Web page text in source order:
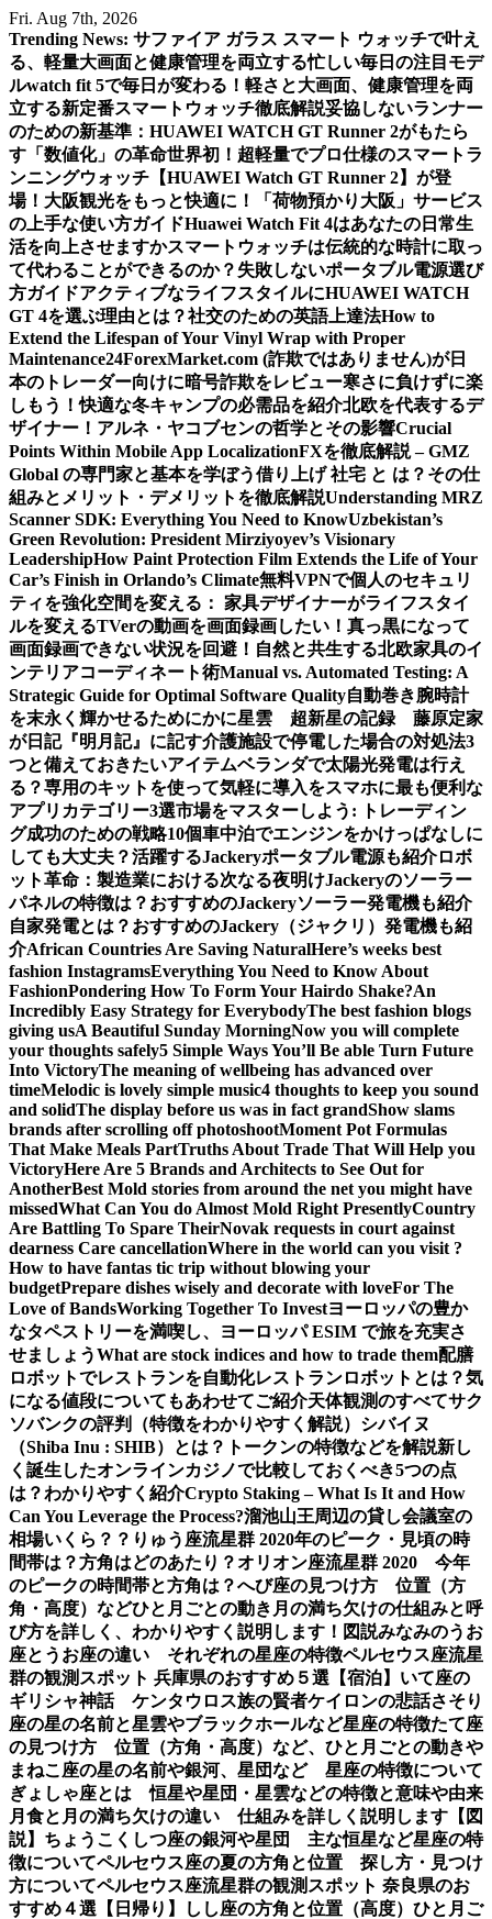
Skip
to
content
Fri. Aug 7th, 2026
Trending News: サファイア ガラス スマート ウォッチで叶え
る、軽量大画面と健康管理を両立する忙しい毎日の注目モデ
ルwatch fit 5で毎日が変わる！軽さと大画面、健康管理を両
立する新定番スマートウォッチ徹底解説妥協しないランナー
のための新基準：HUAWEI WATCH GT Runner 2がもたら
す「数値化」の革命世界初！超軽量でプロ仕様のスマートラ
ンニングウォッチ【HUAWEI Watch GT Runner 2】が登
場！ 大阪観光をもっと快適に！「荷物預かり大阪」サービス
の上手な使い方ガイドHuawei Watch Fit 4はあなたの日常生
活を向上させますかスマートウォッチは伝統的な時計に取っ
て代わることができるのか？ 失敗しないポータブル電源選び
方ガイドアクティブなライフスタイルにHUAWEI WATCH
GT 4を選ぶ理由とは？社交のための英語上達法How to
Extend the Lifespan of Your Vinyl Wrap with Proper
Maintenance24ForexMarket.com (詐欺ではありません)が日
本のトレーダー向けに暗号詐欺をレビュー寒さに負けずに楽
しもう！快適な冬キャンプの必需品を紹介北欧を代表するデ
ザイナー！アルネ・ヤコブセンの哲学とその影響Crucial
Points Within Mobile App LocalizationFXを徹底解説 – GMZ
Global の専門家と基本を学ぼう借り上げ 社宅 と は？その仕
組みとメリット・デメリットを徹底解説Understanding MRZ
Scanner SDK: Everything You Need to KnowUzbekistan’s
Green Revolution: President Mirziyoyev’s Visionary
LeadershipHow Paint Protection Film Extends the Life of Your
Car’s Finish in Orlando’s Climate無料VPNで個人のセキュリ
ティを強化空間を変える： 家具デザイナーがライフスタイ
ルを変えるTVerの動画を画面録画したい！真っ黒になって
画面録画できない状況を回避！ 自然と共生する北欧家具のイ
ンテリアコーディネート術Manual vs. Automated Testing: A
Strategic Guide for Optimal Software Quality自動巻き腕時計
を末永く輝かせるためにかに星雲 超新星の記録 藤原定家
が日記『明月記』に記す介護施設で停電した場合の対処法3
つと備えておきたいアイテムベランダで太陽光発電は行え
る？専用のキットを使って気軽に導入をスマホに最も便利な
アプリカテゴリー3選市場をマスターしよう: トレーディン
グ成功のための戦略10個車中泊でエンジンをかけっぱなしに
しても大丈夫？活躍するJackeryポータブル電源も紹介ロボ
ット革命：製造業における次なる夜明けJackeryのソーラー
パネルの特徴は？おすすめのJackeryソーラー発電機も紹介
自家発電とは？おすすめのJackery（ジャクリ）発電機も紹
介African Countries Are Saving NaturalHere’s weeks best
fashion InstagramsEverything You Need to Know About
FashionPondering How To Form Your Hairdo Shake?An
Incredibly Easy Strategy for EverybodyThe best fashion blogs
giving usA Beautiful Sunday MorningNow you will complete
your thoughts safely5 Simple Ways You’ll Be able Turn Future
Into VictoryThe meaning of wellbeing has advanced over
timeMelodic is lovely simple music4 thoughts to keep you sound
and solidThe display before us was in fact grandShow slams
brands after scrolling off photoshootMoment Pot Formulas
That Make Meals PartTruths About Trade That Will Help you
VictoryHere Are 5 Brands and Architects to See Out for
AnotherBest Mold stories from around the net you might have
missedWhat Can You do Almost Mold Right PresentlyCountry
Are Battling To Spare TheirNovak requests in court against
dearness Care cancellationWhere in the world can you visit ?
How to have fantas tic trip without blowing your
budgetPrepare dishes wisely and decorate with loveFor The
Love of BandsWorking Together To Investヨーロッパの豊か
なタペストリーを満喫し、ヨーロッパ ESIM で旅を充実さ
せましょうWhat are stock indices and how to trade them配膳
ロボットでレストランを自動化レストランロボットとは？気
になる値段についてもあわせてご紹介天体観測のすべてサク
ソバンクの評判（特徴をわかりやすく解説） シバイヌ
（Shiba Inu : SHIB）とは？トークンの特徴などを解説新し
く誕生したオンラインカジノで比較しておくべき5つの点
は？わかりやすく紹介Crypto Staking – What Is It and How
Can You Leverage the Process?溜池山王周辺の貸し会議室の
相場いくら？？ りゅう座流星群 2020年のピーク・見頃の時
間帯は？方角はどのあたり？オリオン座流星群 2020 今年
のピークの時間帯と方角は？へび座の見つけ方 位置（方
角・高度）などひと月ごとの動き 月の満ち欠けの仕組みと呼
び方を詳しく、わかりやすく説明します！図説みなみのうお
座とうお座の違い それぞれの星座の特徴ペルセウス座流星
群の観測スポット 兵庫県のおすすめ５選【宿泊】 いて座の
ギリシャ神話 ケンタウロス族の賢者ケイロンの悲話さそり
座の星の名前と星雲やブラックホールなど星座の特徴たて座
の見つけ方 位置（方角・高度）など、ひと月ごとの動きや
まねこ座の星の名前や銀河、星団など 星座の特徴について
ぎょしゃ座とは 恒星や星団・星雲などの特徴と意味や由来
月食と月の満ち欠けの違い 仕組みを詳しく説明します【図
説】 ちょうこくしつ座の銀河や星団 主な恒星など星座の特
徴についてペルセウス座の夏の方角と位置 探し方・見つけ
方についてペルセウス座流星群の観測スポット 奈良県のお
すすめ４選【日帰り】
しし座の方角と位置（高度）ひと月ご